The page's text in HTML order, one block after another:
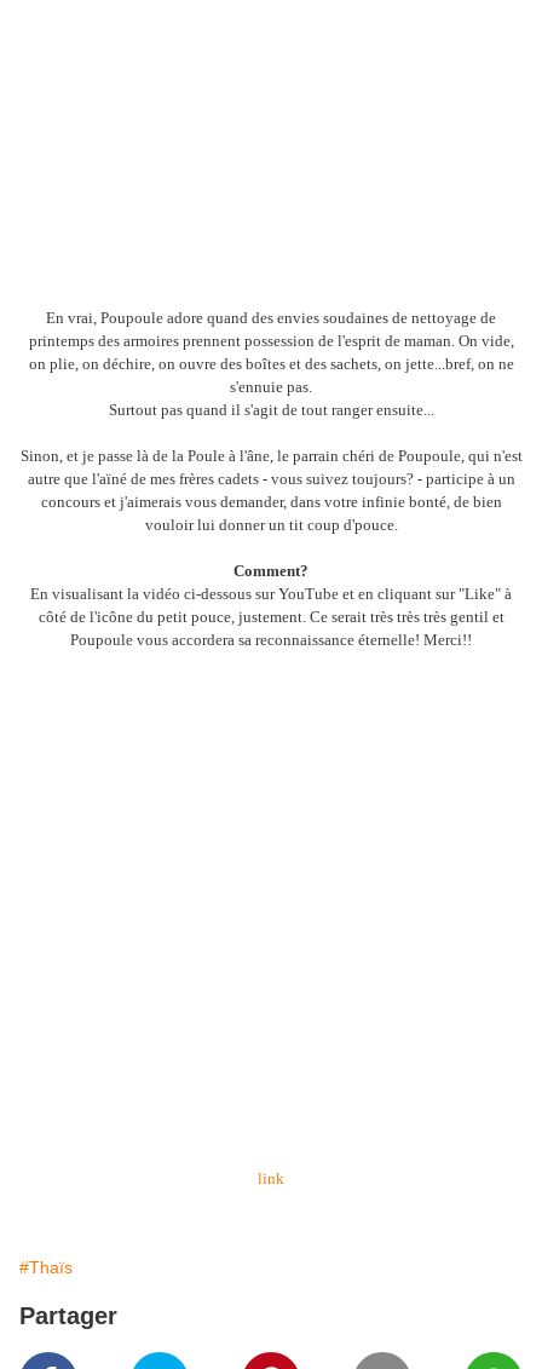
En vrai, Poupoule adore quand des envies soudaines de nettoyage de
printemps des armoires prennent possession de l'esprit de maman. On vide,
on plie, on déchire, on ouvre des boîtes et des sachets, on jette...bref, on ne
s'ennuie pas.
Surtout pas quand il s'agit de tout ranger ensuite...
Sinon, et je passe là de la Poule à l'âne, le parrain chéri de Poupoule, qui n'est
autre que l'aïné de mes frères cadets - vous suivez toujours? - participe à un
concours et j'aimerais vous demander, dans votre infinie bonté, de bien
vouloir lui donner un tit coup d'pouce.
Comment?
En visualisant la vidéo ci-dessous sur YouTube et en cliquant sur "Like" à
côté de l'icône du petit pouce, justement. Ce serait très très très gentil et
Poupoule vous accordera sa reconnaissance éternelle! Merci!!
link
#Thaïs
Partager